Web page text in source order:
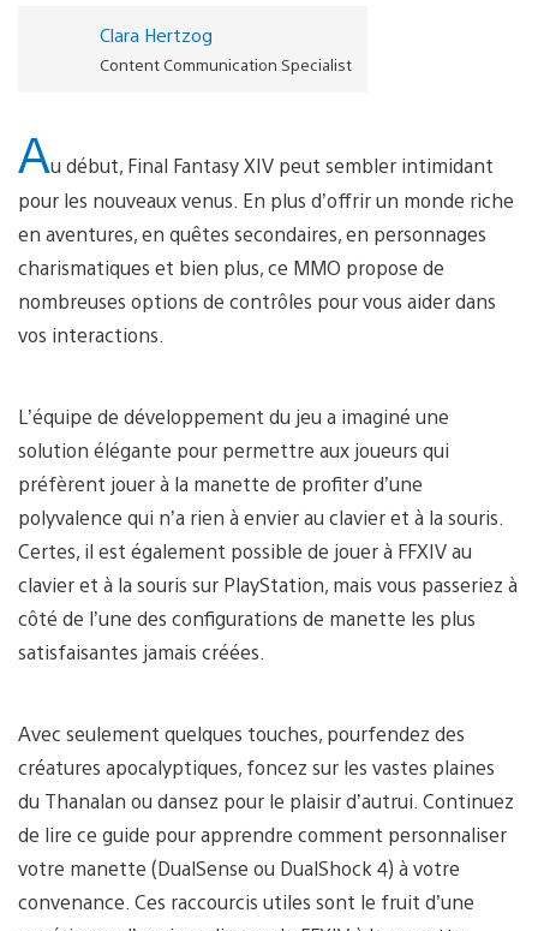
Clara Hertzog
Content Communication Specialist
Au début, Final Fantasy XIV peut sembler intimidant
pour les nouveaux venus. En plus d’offrir un monde riche
en aventures, en quêtes secondaires, en personnages
charismatiques et bien plus, ce MMO propose de
nombreuses options de contrôles pour vous aider dans
vos interactions.
L’équipe de développement du jeu a imaginé une
solution élégante pour permettre aux joueurs qui
préfèrent jouer à la manette de profiter d’une
polyvalence qui n’a rien à envier au clavier et à la souris.
Certes, il est également possible de jouer à FFXIV au
clavier et à la souris sur PlayStation, mais vous passeriez à
côté de l’une des configurations de manette les plus
satisfaisantes jamais créées.
Avec seulement quelques touches, pourfendez des
créatures apocalyptiques, foncez sur les vastes plaines
du Thanalan ou dansez pour le plaisir d’autrui. Continuez
de lire ce guide pour apprendre comment personnaliser
votre manette (DualSense ou DualShock 4) à votre
convenance. Ces raccourcis utiles sont le fruit d’une